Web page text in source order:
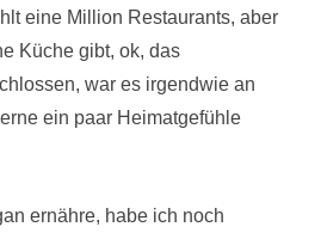
eine Million Restaurants, aber
Küche gibt, ok, das
war es irgendwie an
ein paar Heimatgefühle
ernähre, habe ich noch